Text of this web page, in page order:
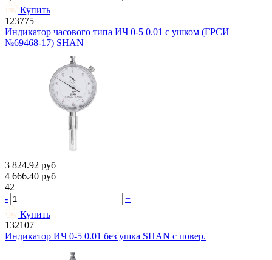
Купить
123775
Индикатор часового типа ИЧ 0-5 0.01 с ушком (ГРСИ
№69468-17) SHAN
3 824.92 руб
4 666.40 руб
42
-
+
Купить
132107
Индикатор ИЧ 0-5 0.01 без ушка SHAN с повер.